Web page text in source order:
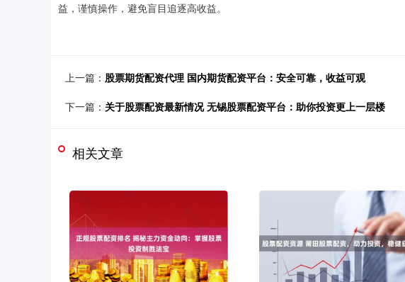
益，谨慎操作，避免盲目追逐高收益。
上一篇： 股票期货配资代理 国内期货配资平台：安全可靠，收益可观
下一篇： 关于股票配资最新情况 无锡股票配资平台：助你投资更上一层楼
相关文章